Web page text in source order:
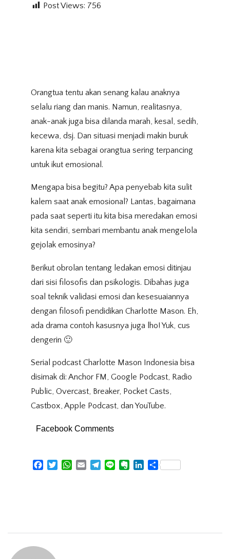
Post Views: 756
Orangtua tentu akan senang kalau anaknya
selalu riang dan manis. Namun, realitasnya,
anak-anak juga bisa dilanda marah, kesal, sedih,
kecewa, dsj. Dan situasi menjadi makin buruk
karena kita sebagai orangtua sering terpancing
untuk ikut emosional.
Mengapa bisa begitu? Apa penyebab kita sulit
kalem saat anak emosional? Lantas, bagaimana
pada saat seperti itu kita bisa meredakan emosi
kita sendiri, sembari membantu anak mengelola
gejolak emosinya?
Berikut obrolan tentang ledakan emosi ditinjau
dari sisi filosofis dan psikologis. Dibahas juga
soal teknik validasi emosi dan kesesuaiannya
dengan filosofi pendidikan Charlotte Mason. Eh,
ada drama contoh kasusnya juga lho! Yuk, cus
dengerin 🙂
Serial podcast Charlotte Mason Indonesia bisa
disimak di: Anchor FM, Google Podcast, Radio
Public, Overcast, Breaker, Pocket Casts,
Castbox, Apple Podcast, dan YouTube.
Facebook Comments
FacebookTwitterWhatsApp
Email Telegram
Line Evernote
LinkedIn
Share